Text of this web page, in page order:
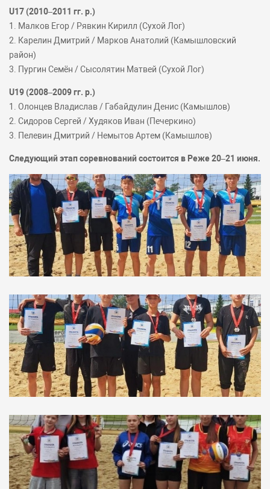
U17 (2010–2011 гг. р.)
1. Малков Егор / Рявкин Кирилл (Сухой Лог)
2. Карелин Дмитрий / Марков Анатолий (Камышловский
район)
3. Пургин Семён / Сысолятин Матвей (Сухой Лог)
U19 (2008–2009 гг. р.)
1. Олонцев Владислав / Габайдулин Денис (Камышлов)
2. Сидоров Сергей / Худяков Иван (Печеркино)
3. Пелевин Дмитрий / Немытов Артем (Камышлов)
Следующий этап соревнований состоится в Реже 20–21 июня.